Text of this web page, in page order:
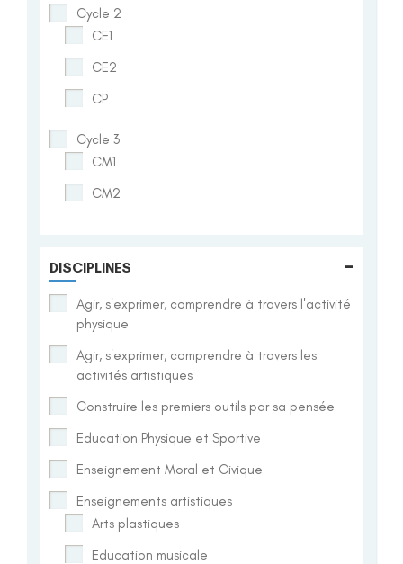
Cycle 2
CE1
CE2
CP
Cycle 3
CM1
CM2
DISCIPLINES -
Agir, s'exprimer, comprendre à travers l'activité
physique
Agir, s'exprimer, comprendre à travers les
activités artistiques
Construire les premiers outils par sa pensée
Education Physique et Sportive
Enseignement Moral et Civique
Enseignements artistiques
Arts plastiques
Education musicale